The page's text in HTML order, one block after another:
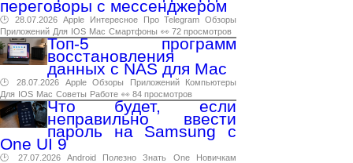
переговоры с мессенджером
🕑 28.07.2026 Apple Интересное Про Telegram Обзоры
Приложений Для IOS Mac Смартфоны 👀 72 просмотров
Топ-5 программ
восстановления
данных с NAS для Mac
🕑 28.07.2026 Apple Обзоры Приложений
Компьютеры
Для IOS Mac Советы Работе 👀 84 просмотров
Что будет, если
неправильно ввести
пароль на Samsung с
One UI 9
🕑 27.07.2026 Android Полезно Знать One
Новичкам